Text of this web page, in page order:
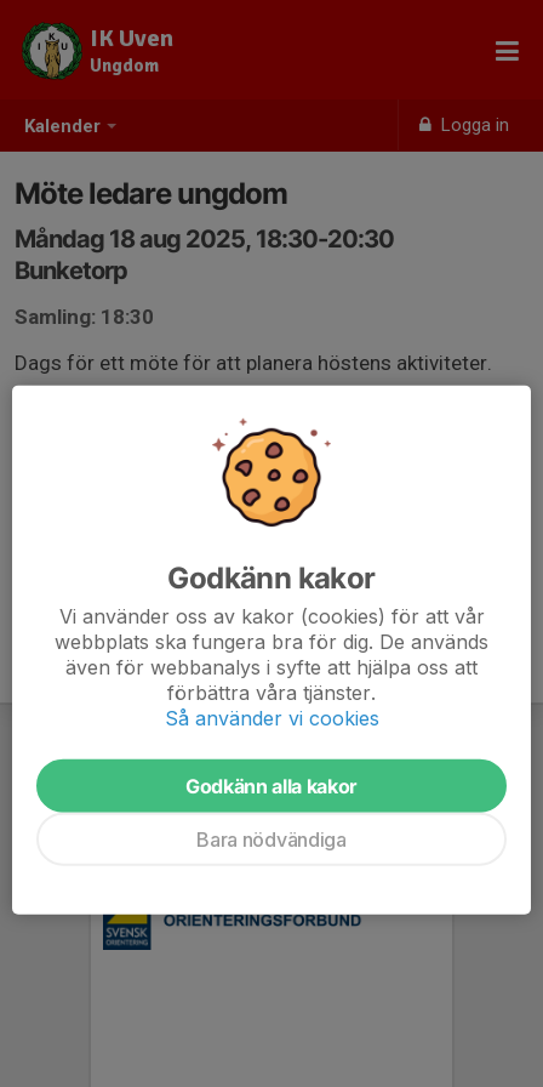
Kalender Logga in
IK Uven
Ungdom
Möte ledare ungdom
Måndag 18 aug 2025, 18:30-20:30
Bunketorp
Samling: 18:30
Dags för ett möte för att planera höstens aktiviteter.
Godkänn kakor
Vi använder oss av kakor (cookies) för att vår
webbplats ska fungera bra för dig. De används
även för webbanalys i syfte att hjälpa oss att
förbättra våra tjänster.
Så använder vi cookies
Godkänn alla kakor
Bara nödvändiga